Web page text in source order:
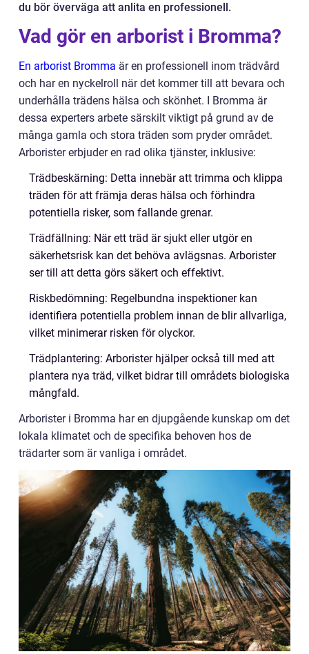
du bör överväga att anlita en professionell.
Vad gör en arborist i Bromma?
En arborist Bromma är en professionell inom trädvård
och har en nyckelroll när det kommer till att bevara och
underhålla trädens hälsa och skönhet. I Bromma är
dessa experters arbete särskilt viktigt på grund av de
många gamla och stora träden som pryder området.
Arborister erbjuder en rad olika tjänster, inklusive:
Trädbeskärning: Detta innebär att trimma och klippa
träden för att främja deras hälsa och förhindra
potentiella risker, som fallande grenar.
Trädfällning: När ett träd är sjukt eller utgör en
säkerhetsrisk kan det behöva avlägsnas. Arborister
ser till att detta görs säkert och effektivt.
Riskbedömning: Regelbundna inspektioner kan
identifiera potentiella problem innan de blir allvarliga,
vilket minimerar risken för olyckor.
Trädplantering: Arborister hjälper också till med att
plantera nya träd, vilket bidrar till områdets biologiska
mångfald.
Arborister i Bromma har en djupgående kunskap om det
lokala klimatet och de specifika behoven hos de
trädarter som är vanliga i området.